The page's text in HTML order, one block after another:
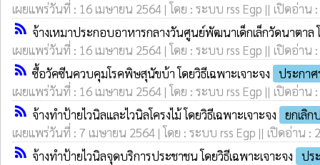
เผยแพร่วันที่ : 16 เมษายน 2564 | โดย : ระบบ rss Egp || เปิดอ่าน
rss_feed จ้างเหมาประกอบอาหารกลางวันศูนย์พัฒนาเด็กเล็กวัดนาตาล
เผยแพร่วันที่ : 16 เมษายน 2564 | โดย : ระบบ rss Egp || เปิดอ่าน
rss_feed ซื้อวัคซีนควบคุมโรคพิษสุนัขบ้า โดยวิธีเฉพาะเจาะจง
ประกา
เผยแพร่วันที่ : 16 เมษายน 2564 | โดย : ระบบ rss Egp || เปิดอ่าน
rss_feed จ้างทำป้ายไวนิลและไวนิลโครงไม้ โดยวิธีเฉพาะเจาะจง
ยกเลิ
เผยแพร่วันที่ : 7 เมษายน 2564 | โดย : ระบบ rss Egp || เปิดอ่าน :
rss_feed จ้างทำป้ายไวนิลจุดบริการประชาชน โดยวิธีเฉพาะเจาะจง
ปร